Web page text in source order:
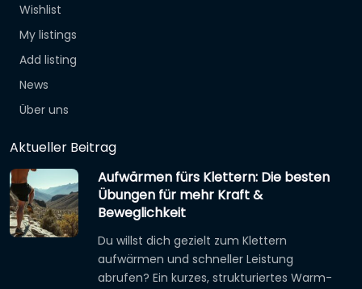
Wishlist
My listings
Add listing
News
Über uns
Aktueller Beitrag
Aufwärmen fürs Klettern: Die besten
Übungen für mehr Kraft &
Beweglichkeit
Du willst dich gezielt zum Klettern
aufwärmen und schneller Leistung
abrufen? Ein kurzes, strukturiertes Warm-